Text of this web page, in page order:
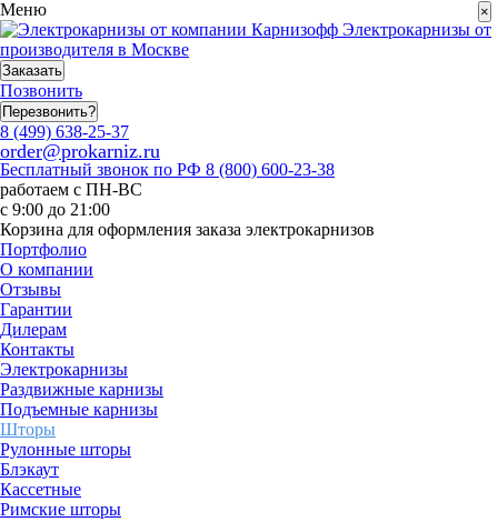
Меню
Электрокарнизы от
производителя в Москве
Заказать
Позвонить
Перезвонить?
8 (499) 638-25-37
order@prokarniz.ru
Бесплатный звонок по РФ 8 (800) 600-23-38
работаем с ПН-ВС
с 9:00 до 21:00
Корзина для оформления заказа электрокарнизов
Портфолио
О компании
Отзывы
Гарантии
Дилерам
Контакты
Электрокарнизы
Раздвижные карнизы
Подъемные карнизы
Шторы
Рулонные шторы
Блэкаут
Кассетные
Римские шторы
×